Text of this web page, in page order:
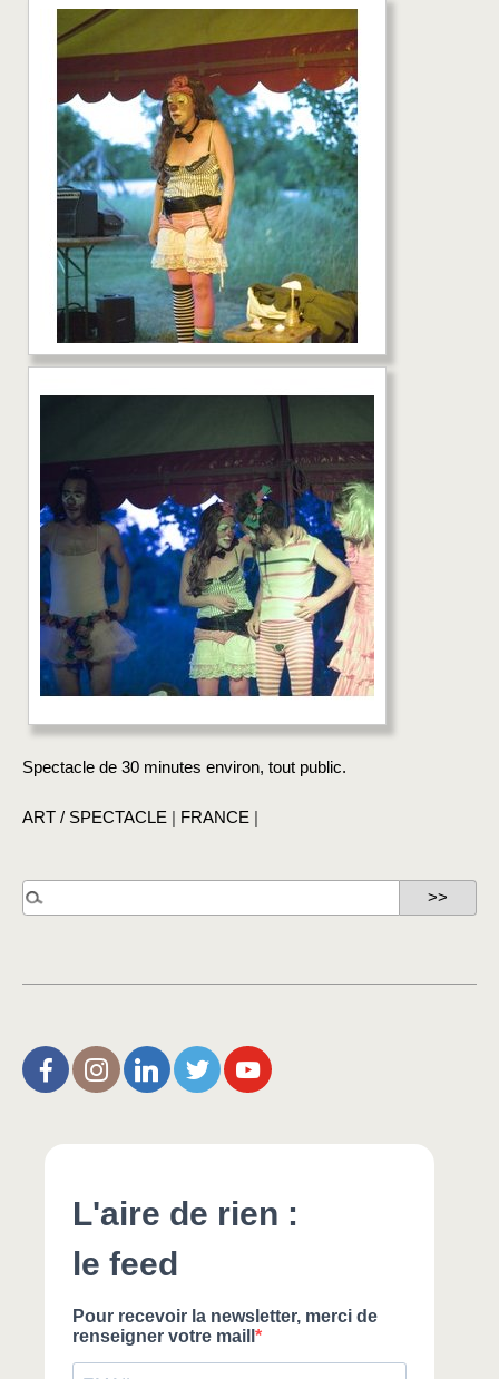
Spectacle de 30 minutes environ, tout public.
ART / SPECTACLE | FRANCE |
L’Aire de Rien (facebook)
Christophe Noisette (instagram)
Christophe Noisette (Linkedin)
Christophe Noisette (X | Twitter)
L’Aire de Rien (You Tube)